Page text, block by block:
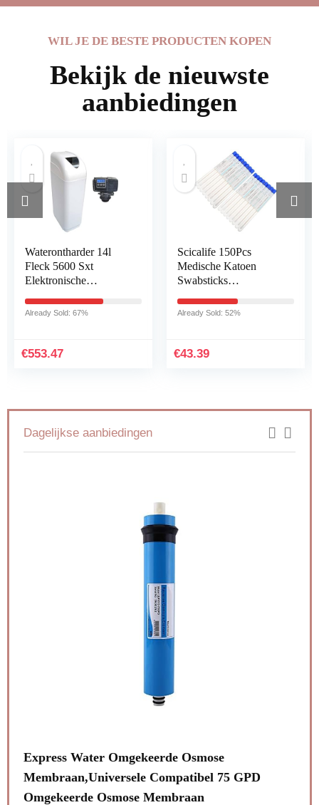
WIL JE DE BESTE PRODUCTEN KOPEN
Bekijk de nieuwste
aanbiedingen
Waterontharder 14l
Fleck 5600 Sxt
Elektronische
In Frankrijk
Already Sold: 67%
€553.47
Scicalife 150Pcs
Medische Katoen
Swabsticks
Swabs Getipt
Already Sold: 52%
€43.39
Dagelijkse aanbiedingen
Express Water Omgekeerde Osmose
Membraan,Universele Compatibel 75 GPD
Omgekeerde Osmose Membraan